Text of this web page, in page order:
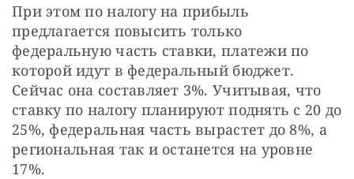
При этом по налогу на прибыль
предлагается повысить только
федеральную часть ставки, платежи по
которой идут в федеральный бюджет.
Сейчас она составляет 3%. Учитывая, что
ставку по налогу планируют поднять с 20 до
25%, федеральная часть вырастет до 8%, а
региональная так и останется на уровне
17%.